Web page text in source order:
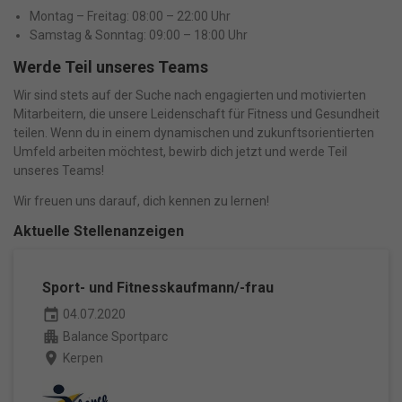
Montag – Freitag: 08:00 – 22:00 Uhr
Samstag & Sonntag: 09:00 – 18:00 Uhr
Werde Teil unseres Teams
Wir sind stets auf der Suche nach engagierten und motivierten
Mitarbeitern, die unsere Leidenschaft für Fitness und Gesundheit
teilen. Wenn du in einem dynamischen und zukunftsorientierten
Umfeld arbeiten möchtest, bewirb dich jetzt und werde Teil
unseres Teams!
Wir freuen uns darauf, dich kennen zu lernen!
Aktuelle Stellenanzeigen
Sport- und Fitnesskaufmann/-frau
event 04.07.2020
apartment Balance Sportparc
place Kerpen
Anzeigen- und Inhaltsmessung.Weitere Informationen über die
Verwendung Ihrer Daten finden Sie in unserer
individueller Einstellungen möglicherweise nicht alle Funktionen
der Website zur Verfügung stehen.
Hier finden Sie eine Übersicht über alle verwendeten Cookies. Sie
können Ihre Einwilligung zu ganzen Kategorien geben oder sich
weitere Informationen anzeigen lassen und so nur bestimmte
Cookies auswählen.
Nur essenzielle Cookies akzeptieren
Datenschutzeinstellungen
Essenziell (1)
Essenzielle Cookies ermöglichen grundlegende Funktionen und sind
für die einwandfreie Funktion der Website erforderlich.